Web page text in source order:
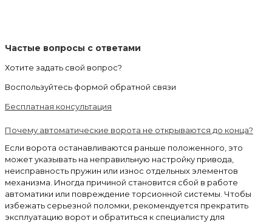
Частые вопросы с ответами
Хотите задать свой вопрос?
Воспользуйтесь формой обратной связи
Бесплатная консультация
Почему автоматические ворота не открываются до конца?
Если ворота останавливаются раньше положенного, это
может указывать на неправильную настройку привода,
неисправность пружин или износ отдельных элементов
механизма. Иногда причиной становится сбой в работе
автоматики или повреждение торсионной системы. Чтобы
избежать серьезной поломки, рекомендуется прекратить
эксплуатацию ворот и обратиться к специалисту для